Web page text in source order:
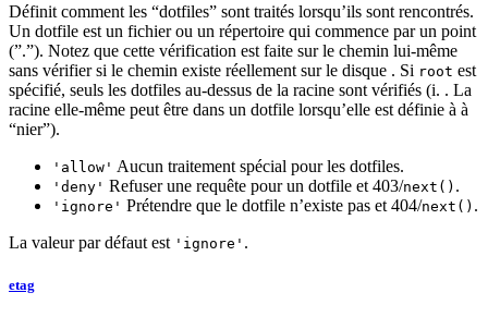
Définit comment les “dotfiles” sont traités lorsqu’ils sont rencontrés.
Un dotfile est un fichier ou un répertoire qui commence par un point
(”.”). Notez que cette vérification est faite sur le chemin lui-même
sans vérifier si le chemin existe réellement sur le disque . Si root est
spécifié, seuls les dotfiles au-dessus de la racine sont vérifiés (i. . La
racine elle-même peut être dans un dotfile lorsqu’elle est définie à à
“nier”).
'allow' Aucun traitement spécial pour les dotfiles.
'deny' Refuser une requête pour un dotfile et 403/next() .
'ignore' Prétendre que le dotfile n’existe pas et 404/next() .
La valeur par défaut est 'ignore' .
etag